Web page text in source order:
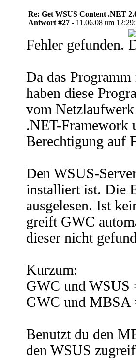
Re: Get WSUS Content .NET
Antwort #27 - 11.06.08 um
Fehler gefunden.
Da das
haben diese
vom
.NET-Framework
Berechtigung auf
Den WSUS-
installiert ist. Die
ausgelesen. Ist
greift GWC
dieser nicht
Kurzum:
GWC und WSUS
GWC und MBSA
Benutzt du den
den WSUS